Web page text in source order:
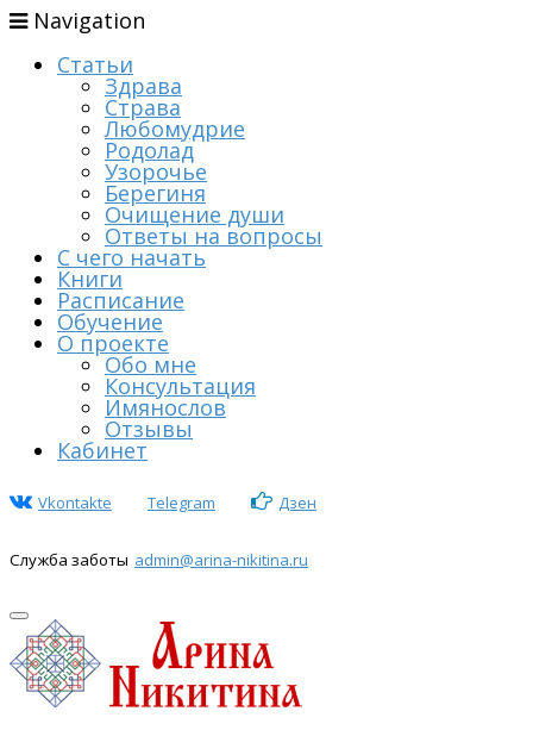
Navigation
Статьи
Здрава
Страва
Любомудрие
Родолад
Узорочье
Берегиня
Очищение души
Ответы на вопросы
С чего начать
Книги
Расписание
Обучение
О проекте
Обо мне
Консультация
Имянослов
Отзывы
Кабинет
Vkontakte Telegram Дзен
Служба заботы admin@arina-nikitina.ru